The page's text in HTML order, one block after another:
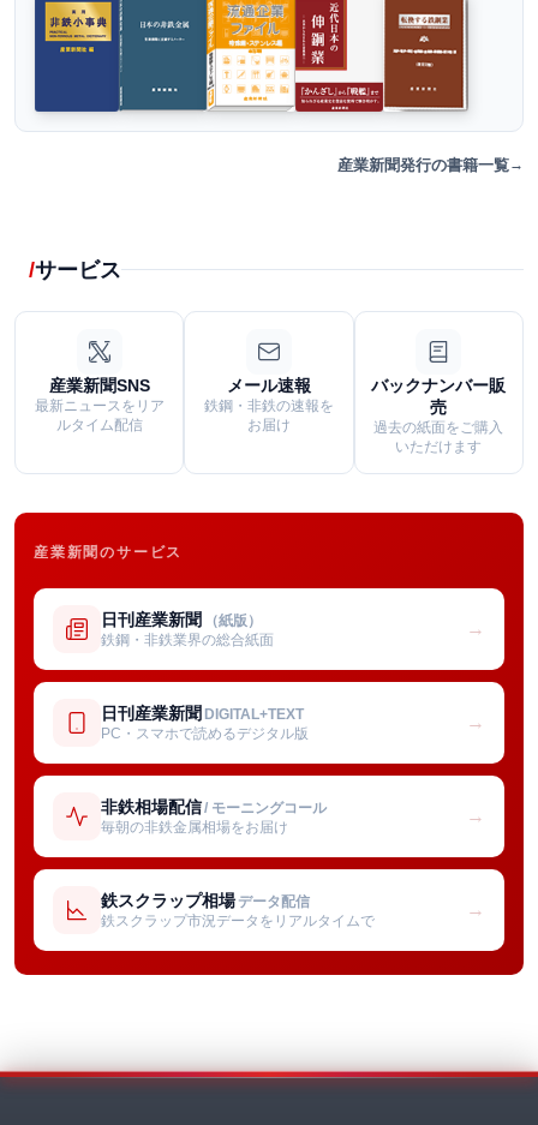
産業新聞発行の書籍一覧
サービス
産業新聞SNS
最新ニュースをリア
ルタイム配信
メール速報
鉄鋼・非鉄の速報を
お届け
バックナンバー販
売
過去の紙面をご購入
いただけます
産業新聞のサービス
日刊産業新聞 （紙版）
鉄鋼・非鉄業界の総合紙面
→
日刊産業新聞 DIGITAL+TEXT
PC・スマホで読めるデジタル版
→
非鉄相場配信/ モーニングコール
毎朝の非鉄金属相場をお届け
→
鉄スクラップ相場 データ配信
鉄スクラップ市況データをリアルタイムで
→